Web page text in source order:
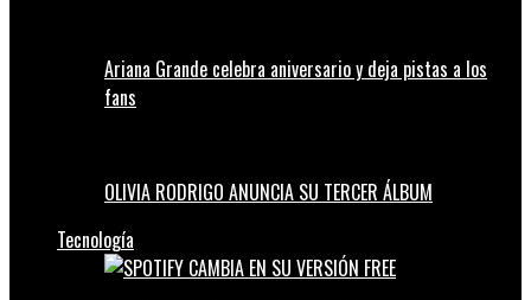
Ariana Grande celebra aniversario y deja pistas a los
fans
OLIVIA RODRIGO ANUNCIA SU TERCER ÁLBUM
Tecnología